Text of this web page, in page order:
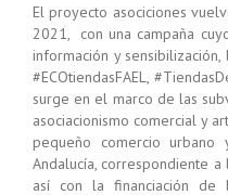
El proyecto asociciones
2021, con una campaña
información y
#ECOtiendasFAEL,
surge en el marco de las
asociacionismo comercial y
pequeño comercio
Andalucía, correspondiente
así con la financiación de